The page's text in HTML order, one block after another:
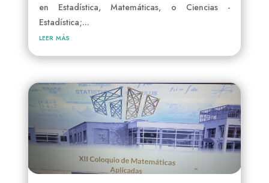
en Estadística, Matemáticas, o Ciencias -
Estadística;...
leer más